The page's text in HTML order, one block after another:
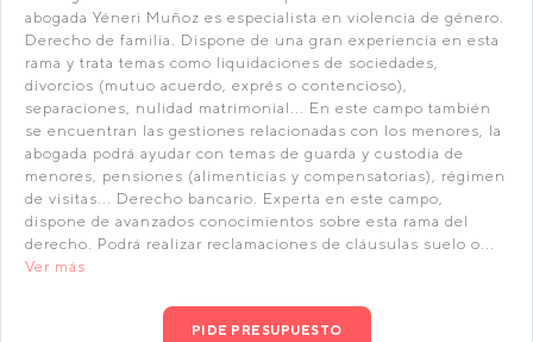
abogada Yéneri Muñoz es especialista en violencia de género.
Derecho de familia. Dispone de una gran experiencia en esta
rama y trata temas como liquidaciones de sociedades,
divorcios (mutuo acuerdo, exprés o contencioso),
separaciones, nulidad matrimonial... En este campo también
se encuentran las gestiones relacionadas con los menores, la
abogada podrá ayudar con temas de guarda y custodia de
menores, pensiones (alimenticias y compensatorias), régimen
de visitas... Derecho bancario. Experta en este campo,
dispone de avanzados conocimientos sobre esta rama del
derecho. Podrá realizar reclamaciones de cláusulas suelo o...
Ver más
PIDE PRESUPUESTO